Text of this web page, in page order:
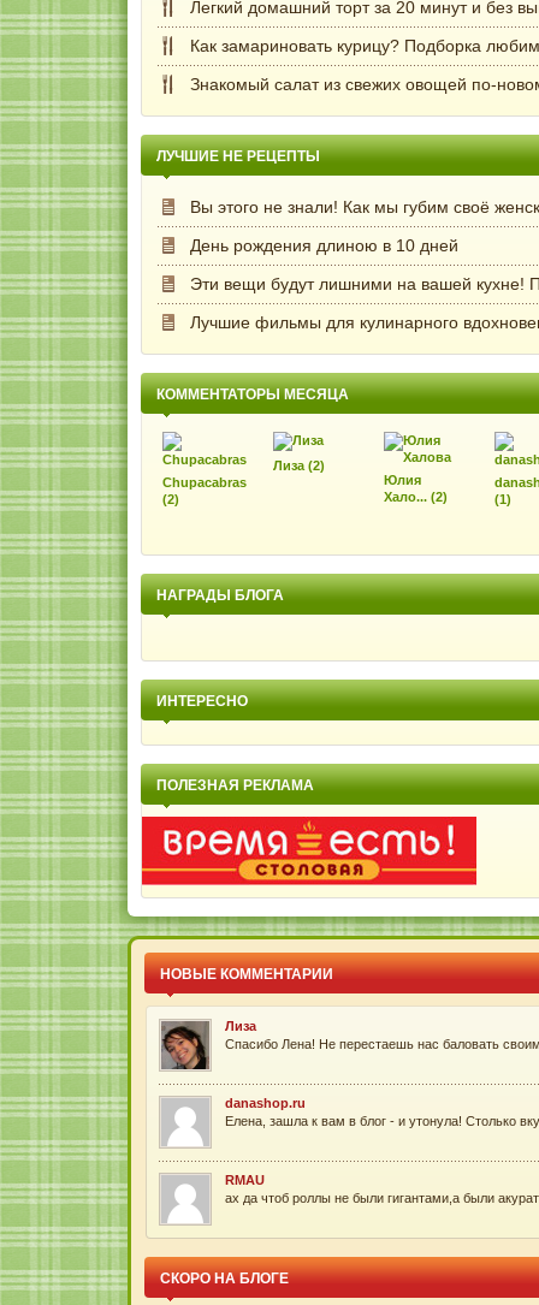
Легкий домашний торт за 20 минут и без
Как замариновать курицу? Подборка
Знакомый салат из свежих овощей по-
ЛУЧШИЕ НЕ РЕЦЕПТЫ
Вы этого не знали! Как мы губим своё
День рождения длиною в 10 дней
Эти вещи будут лишними на вашей кухне!
Лучшие фильмы для кулинарного
КОММЕНТАТОРЫ МЕСЯЦА
Chupacabras
(2)
Лиза (2)
Юлия
Хало... (2)
(1)
НАГРАДЫ БЛОГА
ИНТЕРЕСНО
ПОЛЕЗНАЯ РЕКЛАМА
НОВЫЕ КОММЕНТАРИИ
Лена, спасибо тебе за такой искренний рассказ.
Анна
Ааааа, вот оно что! Ты оказывается по
Лиза
Лиза
Спасибо Лена! Не перестаешь нас баловать
danashop.ru
Елена, зашла к вам в блог - и утонула! Столько
RMAU
ах да чтоб роллы не были гигантами,а были
Viktoria (Дети-миллионеры)
Я обожаю роллы, готова есть их ежедневно :-). Но
Андрей
Обожаю роллы!...
СКОРО НА БЛОГЕ